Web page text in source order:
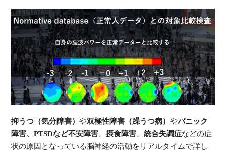
抑うつ（気分障害）や双極性障害（躁うつ病）やパニック
障害、PTSDなど不安障害、摂食障害、統合失調症などの症
状の原因となっている脳神経の活動をリアルタイムで詳し